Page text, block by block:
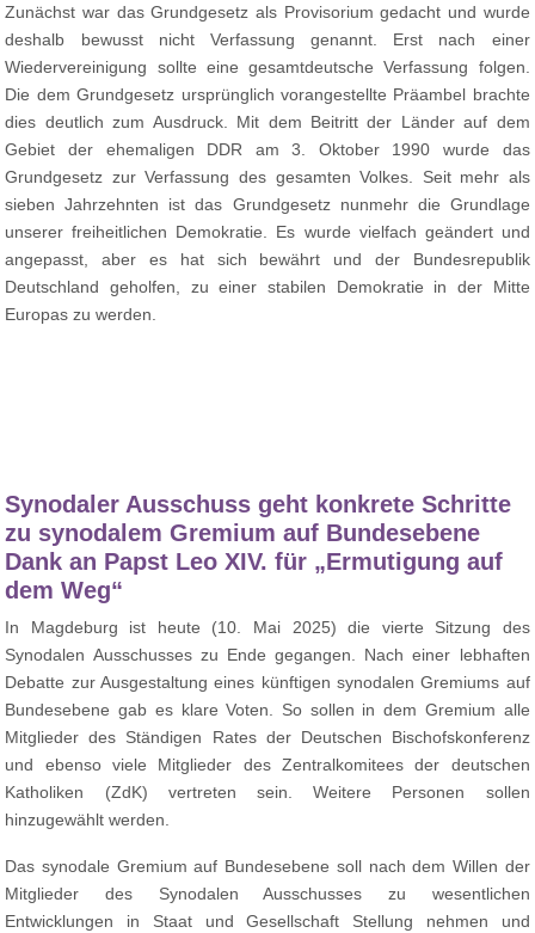
Zunächst war das Grundgesetz als Provisorium gedacht und wurde
deshalb bewusst nicht Verfassung genannt. Erst nach einer
Wiedervereinigung sollte eine gesamtdeutsche Verfassung folgen.
Die dem Grundgesetz ursprünglich vorangestellte Präambel brachte
dies deutlich zum Ausdruck. Mit dem Beitritt der Länder auf dem
Gebiet der ehemaligen DDR am 3. Oktober 1990 wurde das
Grundgesetz zur Verfassung des gesamten Volkes. Seit mehr als
sieben Jahrzehnten ist das Grundgesetz nunmehr die Grundlage
unserer freiheitlichen Demokratie. Es wurde vielfach geändert und
angepasst, aber es hat sich bewährt und der Bundesrepublik
Deutschland geholfen, zu einer stabilen Demokratie in der Mitte
Europas zu werden.
Synodaler Ausschuss geht konkrete Schritte
zu synodalem Gremium auf Bundesebene
Dank an Papst Leo XIV. für „Ermutigung auf
dem Weg“
In Magdeburg ist heute (10. Mai 2025) die vierte Sitzung des
Synodalen Ausschusses zu Ende gegangen. Nach einer lebhaften
Debatte zur Ausgestaltung eines künftigen synodalen Gremiums auf
Bundesebene gab es klare Voten. So sollen in dem Gremium alle
Mitglieder des Ständigen Rates der Deutschen Bischofskonferenz
und ebenso viele Mitglieder des Zentralkomitees der deutschen
Katholiken (ZdK) vertreten sein. Weitere Personen sollen
hinzugewählt werden.
Das synodale Gremium auf Bundesebene soll nach dem Willen der
Mitglieder des Synodalen Ausschusses zu wesentlichen
Entwicklungen in Staat und Gesellschaft Stellung nehmen und